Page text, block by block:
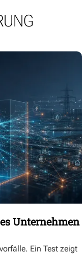
Unternehmen
Ein Test zeigt